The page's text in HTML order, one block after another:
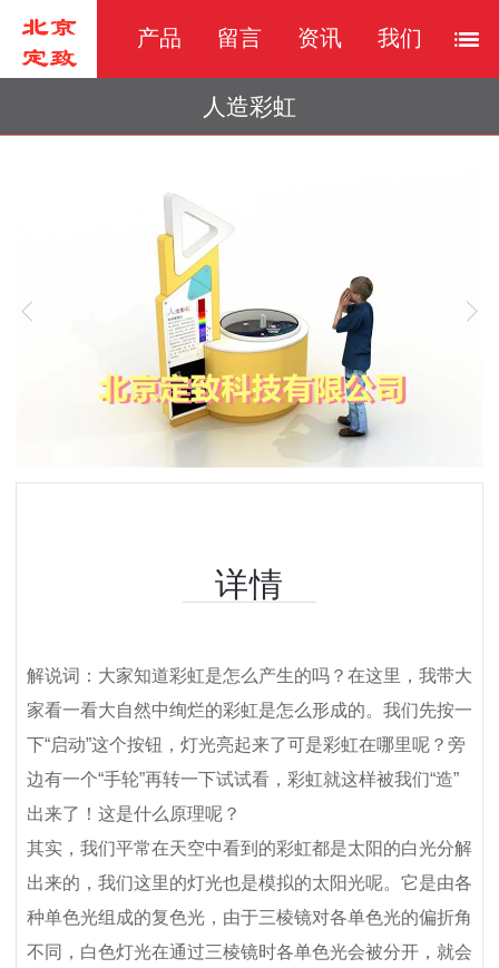
产品 留言 资讯 我们
人造彩虹
详情
解说词：大家知道彩虹是怎么产生的吗？在这里，我带大
家看一看大自然中绚烂的彩虹是怎么形成的。我们先按一
下“启动”这个按钮，灯光亮起来了可是彩虹在哪里呢？旁
边有一个“手轮”再转一下试试看，彩虹就这样被我们“造”
出来了！这是什么原理呢？
其实，我们平常在天空中看到的彩虹都是太阳的白光分解
出来的，我们这里的灯光也是模拟的太阳光呢。它是由各
种单色光组成的复色光，由于三棱镜对各单色光的偏折角
不同，白色灯光在通过三棱镜时各单色光会被分开，就会